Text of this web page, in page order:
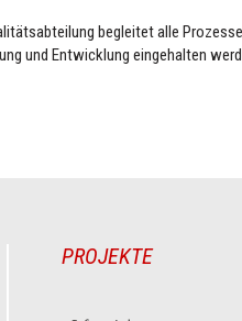
begleitet alle
und Entwicklung eingehalten
PROJEKTE